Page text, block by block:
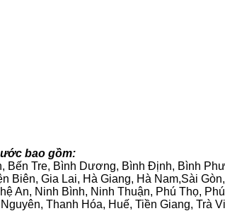
bao gồm:
Bến Tre, Bình Dương, Bình Định, Bình
Gia Lai, Hà Giang, Hà Nam,Sài
An, Ninh Bình, Ninh Thuận, Phú Thọ,
Thanh Hóa, Huế, Tiền Giang, Trà